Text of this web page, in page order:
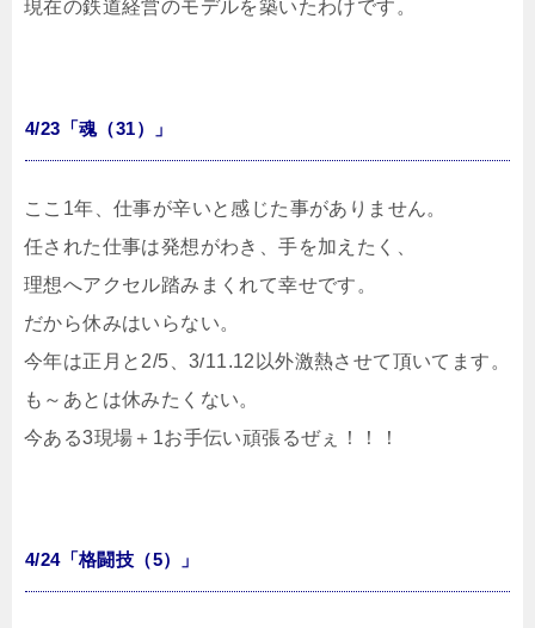
現在の鉄道経営のモデルを築いたわけです。
4/23「魂（31）」
ここ1年、仕事が辛いと感じた事がありません。
任された仕事は発想がわき、手を加えたく、
理想へアクセル踏みまくれて幸せです。
だから休みはいらない。
今年は正月と2/5、3/11.12以外激熱させて頂いてます。
も～あとは休みたくない。
今ある3現場＋1お手伝い頑張るぜぇ！！！
4/24「格闘技（5）」